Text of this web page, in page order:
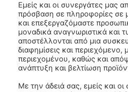
Εμείς και οι συνεργάτες μας
πρόσβαση σε πληροφορίες σε
και επεξεργαζόμαστε
μοναδικά αναγνωριστικά και
αποστέλλονται από μια
διαφημίσεις και
περιεχομένου, καθώς και
ανάπτυξη και βελτίωση
Με την άδειά σας, εμείς και